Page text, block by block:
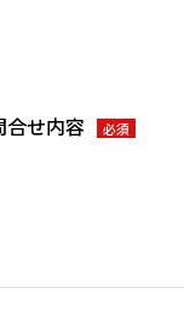
合せ内容 必須